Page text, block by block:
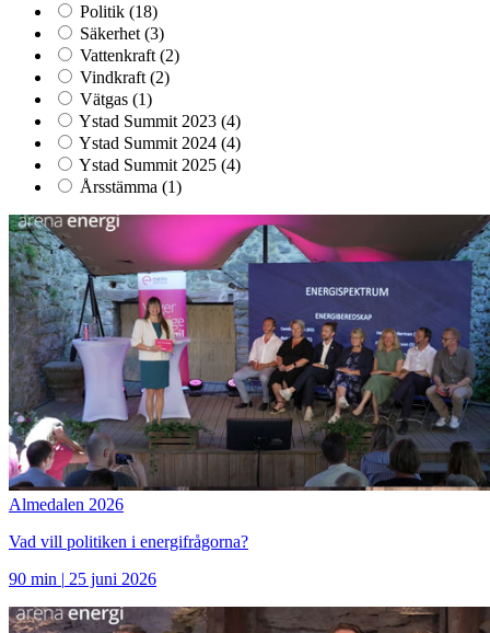
Politik (18)
Säkerhet (3)
Vattenkraft (2)
Vindkraft (2)
Vätgas (1)
Ystad Summit 2023 (4)
Ystad Summit 2024 (4)
Ystad Summit 2025 (4)
Årsstämma (1)
Almedalen 2026
Vad vill politiken i energifrågorna?
90 min | 25 juni 2026